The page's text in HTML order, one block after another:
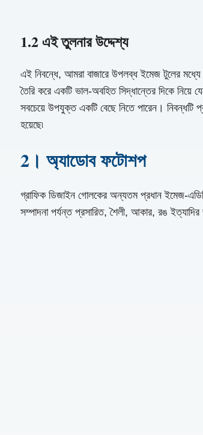
1.2 এই তুলনার উদ্দেশ্য
এই নিবন্ধে, আমরা বাজারে উপলব্ধ ইমেজ টুলের মধ্যে
তৈরি করে একটি ভাল-অবহিত সিদ্ধান্তের দিকে নিয়ে
সবচেয়ে উপযুক্ত একটি বেছে নিতে পারেন। নিবন্ধটি
হয়েছে৷
2। অ্যাডোব ফটোশপ
গ্রাফিক ডিজাইন গোলকের অন্যতম প্রধান ইমেজ-
সম্পাদনা পর্যন্ত প্রসারিত, শৈলী, আকার, রঙ